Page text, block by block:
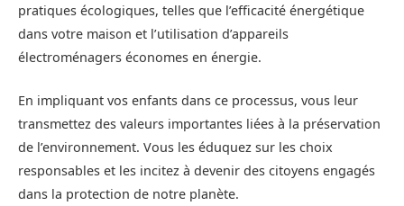
pratiques écologiques, telles que l’efficacité énergétique
dans votre maison et l’utilisation d’appareils
électroménagers économes en énergie.
En impliquant vos enfants dans ce processus, vous leur
transmettez des valeurs importantes liées à la préservation
de l’environnement. Vous les éduquez sur les choix
responsables et les incitez à devenir des citoyens engagés
dans la protection de notre planète.